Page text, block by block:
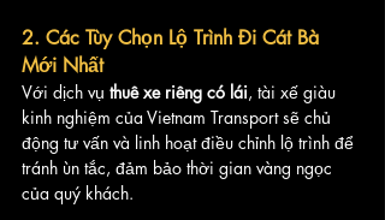
2. Các Tùy Chọn Lộ Trình Đi Cát Bà
Mới Nhất
Với dịch vụ thuê xe riêng có lái, tài xế giàu
kinh nghiệm của Vietnam Transport sẽ chủ
động tư vấn và linh hoạt điều chỉnh lộ trình để
tránh ùn tắc, đảm bảo thời gian vàng ngọc
của quý khách.